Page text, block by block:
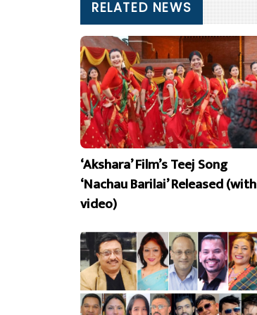
RELATED NEWS
‘Akshara’ Film’s Teej Song
‘Nachau Barilai’ Released (with
video)